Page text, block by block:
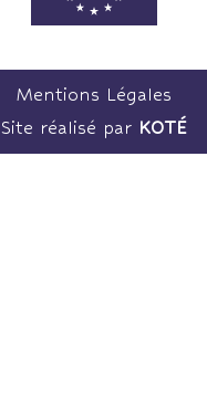
Mentions Légales
Site réalisé par KOTÉ